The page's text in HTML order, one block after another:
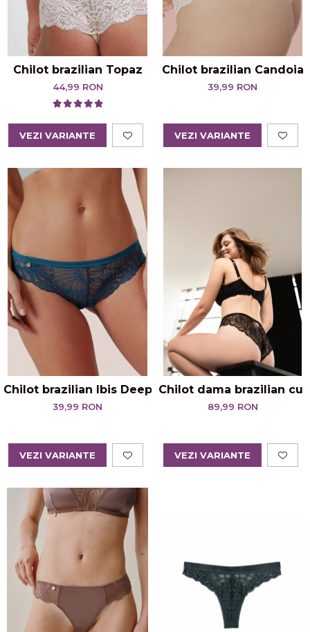
Chilot brazilian Topaz
44,99 RON
VEZI VARIANTE
Chilot brazilian Candoia
39,99 RON
VEZI VARIANTE
Chilot brazilian Ibis Deep Teal
39,99 RON
VEZI VARIANTE
Chilot dama brazilian cu
89,99 RON
VEZI VARIANTE